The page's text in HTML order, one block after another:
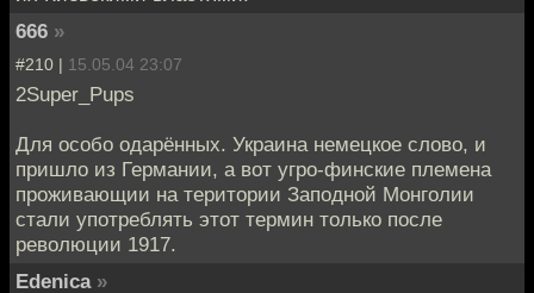
666 »
#210 | 15.05.04 23:07
2Super_Pups
Для особо одарённых. Украина немецкое слово, и
пришло из Германии, а вот угро-финские племена
проживающии на територии Заподной Монголии
стали употреблять этот термин только после
революции 1917.
Edenica »